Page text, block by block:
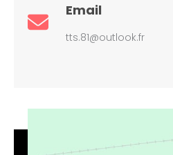
Email
tts.81@outlook.fr